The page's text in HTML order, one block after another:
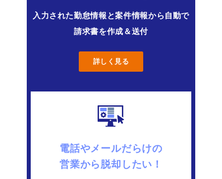
入力された勤怠情報と案件情報から自動で
請求書を作成＆送付
詳しく見る
電話やメールだらけの
営業から脱却したい！